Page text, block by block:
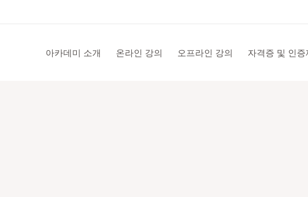
아카데미 소개 온라인 강의 오프라인 강의 자격증 및 인증